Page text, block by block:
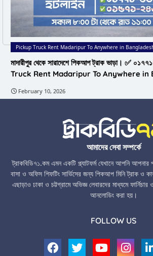
Pickup Truck Rent Madaripur To Anywhere in
মাদারীপুর থেকে সারাদেশে পিকআপ ট্রাক ভাড়া। ✅
Truck Rent Madaripur To Anywhere in
February 10, 2026
আমাদের সেবা সম্পর্কে
ট্রাকবিডি৭১.কম এমন একটি প্ল্যাটফর্ম যেখানে আপনি
বাসা ও অফিস শিফটিং সার্ভিসের জন্য পিকআপ মিনি ট্রাক ও
এছাড়াও ঢাকা ও চট্টগ্রামে অভিজ্ঞ লেবারদের মাধ্যমে
আনলোডিং করা হয়।
FOLLOW US